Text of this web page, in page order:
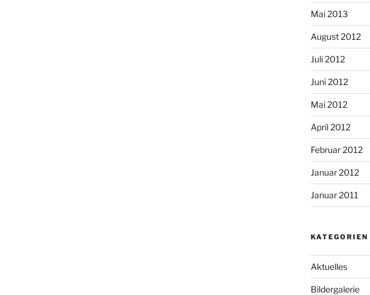
Mai 2013
August 2012
Juli 2012
Juni 2012
Mai 2012
April 2012
Februar 2012
Januar 2012
Januar 2011
KATEGORIEN
Aktuelles
Bildergalerie